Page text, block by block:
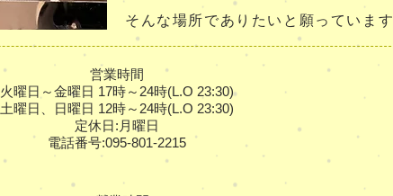
そんな場所でありたいと願っています
営業時間
火曜日～金曜日 17時～24時(L.O 23:30)
土曜日、日曜日 12時～24時(L.O 23:30)
定休日:月曜日
電話番号:095-801-2215